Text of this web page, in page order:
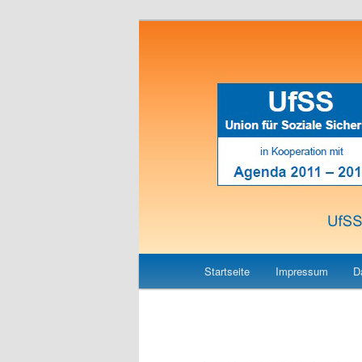
UfSS
Zum
Startseite Impressum